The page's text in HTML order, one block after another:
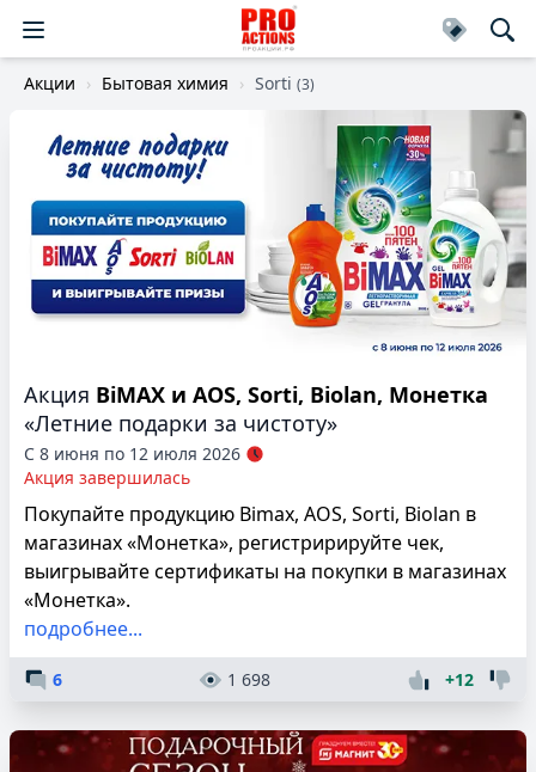
Акции Бытовая химия Sorti (3)
Акция BiMAX и AOS, Sorti, Biolan, Монетка
«Летние подарки за чистоту»
С 8 июня по 12 июля 2026
Акция завершилась
Покупайте продукцию Bimax, AOS, Sorti, Biolan в
магазинах «Монетка», регистририруйте чек,
выигрывайте сертификаты на покупки в магазинах
«Монетка».
подробнее...
6 1 698 +12